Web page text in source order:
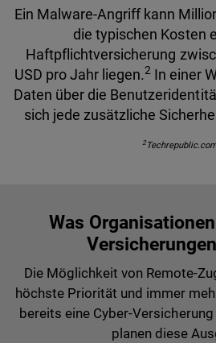
Ein Malware-Angriff kann
die typischen Kosten
Haftpflichtversicherung
USD pro Jahr liegen.2In einer
Daten über die
sich jede zusätzliche
2
Was
Die Möglichkeit von Remote-
höchste Priorität und immer
bereits eine Cyber-
planen diese